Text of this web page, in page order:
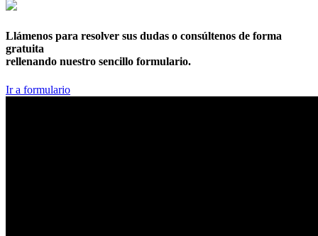
Llámenos para resolver sus dudas o consúltenos de forma
gratuita
rellenando nuestro sencillo formulario.
Ir a formulario